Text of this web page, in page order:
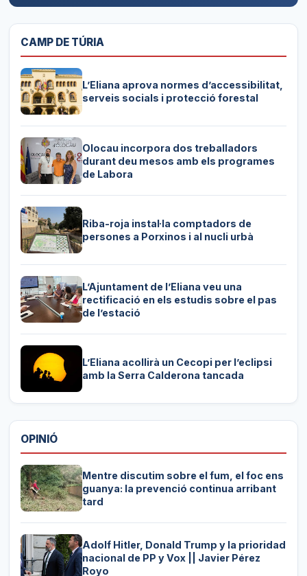
CAMP DE TÚRIA
L’Eliana aprova normes d’accessibilitat,
serveis socials i protecció forestal
Olocau incorpora dos treballadors
durant deu mesos amb els programes
de Labora
Riba-roja instal·la comptadors de
persones a Porxinos i al nucli urbà
L’Ajuntament de l’Eliana veu una
rectificació en els estudis sobre el pas
de l’estació
L’Eliana acollirà un Cecopi per l’eclipsi
amb la Serra Calderona tancada
OPINIÓ
Mentre discutim sobre el fum, el foc ens
guanya: la prevenció continua arribant
tard
Adolf Hitler, Donald Trump y la prioridad
nacional de PP y Vox || Javier Pérez
Royo